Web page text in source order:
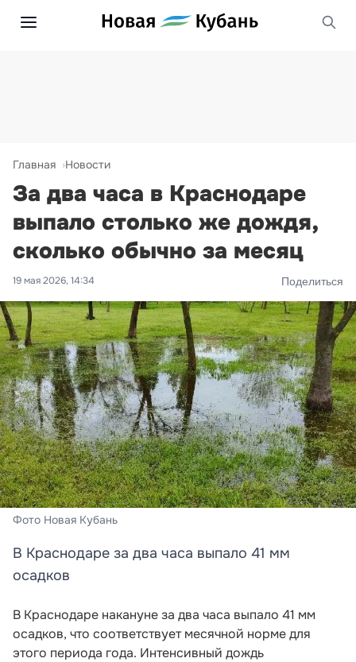
Главная Новости
За два часа в Краснодаре
выпало столько же дождя,
сколько обычно за месяц
19 мая 2026, 14:34 Поделиться
Фото Новая Кубань
В Краснодаре за два часа выпало 41 мм
осадков
В Краснодаре накануне за два часа выпало 41 мм
осадков, что соответствует месячной норме для
этого периода года. Интенсивный дождь